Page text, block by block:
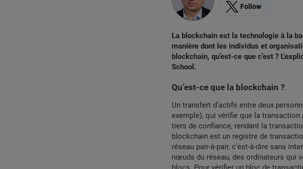
Follow
La blockchain est la technologie à la
manière dont les individus et
blockchain, qu’est-ce que c’est ?
School.
Qu’est-ce que la blockchain ?
Un transfert d’actifs entre deux
exemple), qui vérifie que la
tiers de confiance, rendant la
blockchain est un registre de
réseau pair-à-pair, c’est-à-dire sans
nœuds du réseau, des ordinateurs qui